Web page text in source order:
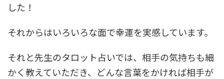
した！
それからはいろいろな面で幸運を実感しています。
それと先生のタロット占いでは、相手の気持ちも細
かく教えていただき、どんな言葉をかければ相手が